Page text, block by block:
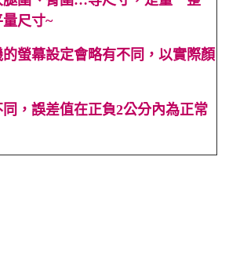
尺寸~
螢幕設定會略有不同，以實際顏
，誤差值在正負2公分內為正常